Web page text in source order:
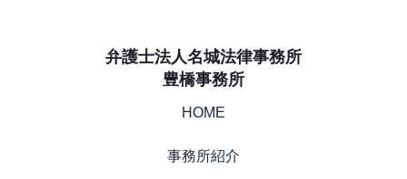
弁護士法人名城法律事務所
豊橋事務所
HOME
事務所紹介